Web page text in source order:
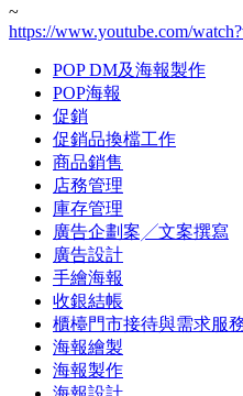
~
https://www.youtube.com/
POP DM及海報製作
POP海報
促銷
促銷品換檔工作
商品銷售
店務管理
庫存管理
廣告企劃案╱文案撰寫
廣告設計
手繪海報
收銀結帳
櫃檯門市接待與需求服
海報繪製
海報製作